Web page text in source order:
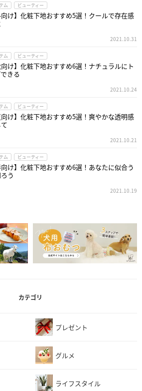
ム ビューティー
向け】化粧下地おすすめ5選！クールで存在感
2021.10.31
ム ビューティー
向け】化粧下地おすすめ6選！ナチュラルにト
きる
2021.10.24
ム ビューティー
向け】化粧下地おすすめ5選！爽やかな透明感
2021.10.21
ム ビューティー
向け】化粧下地おすすめ6選！あなたに似合う
う
2021.10.19
カテゴリ
プレゼント
グルメ
ライフスタイル